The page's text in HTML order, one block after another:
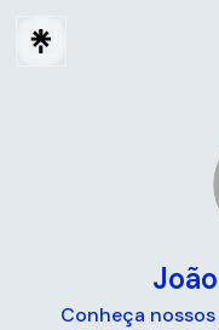
Conheça